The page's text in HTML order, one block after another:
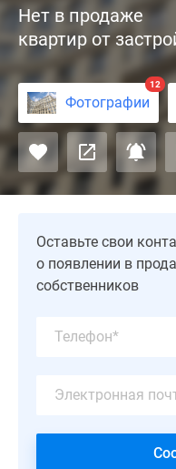
«Врубеля,
4»
это
дом
класса
премиум
в
неоклассическом
состоит
одного
внутренним
Нет в продаже
квартир от
Фотографии
12
Оставьте свои
о появлении в
собственников